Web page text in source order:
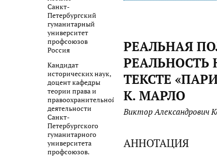
Санкт-
Петербургский
гуманитарный
университет
профсоюзов
Россия
Кандидат
исторических наук,
доцент кафедры
теории права и
правоохранительной
деятельности
Санкт-
Петербургского
гуманитарного
университета
профсоюзов.
РЕАЛЬНАЯ
РЕАЛЬНОСТЬ
ТЕКСТЕ
К. МАРЛО
Виктор Александрович
АННОТАЦИЯ